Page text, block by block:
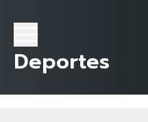
Deportes